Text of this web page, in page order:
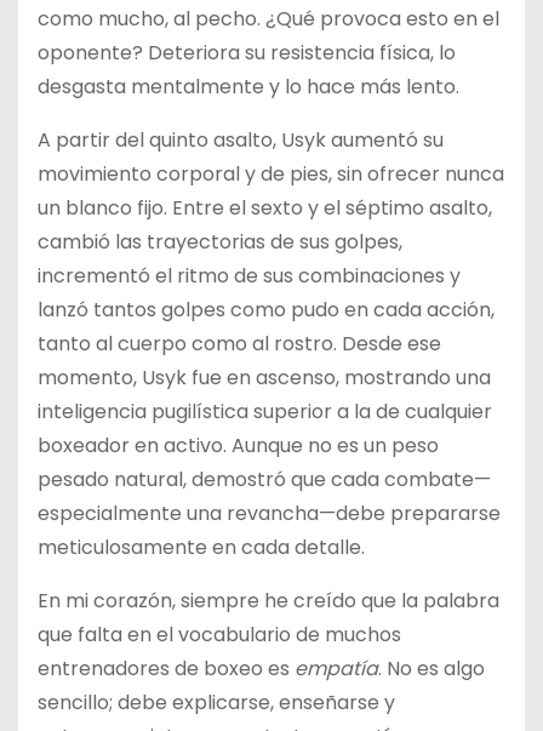
como mucho, al pecho. ¿Qué provoca esto en el
oponente? Deteriora su resistencia física, lo
desgasta mentalmente y lo hace más lento.
A partir del quinto asalto, Usyk aumentó su
movimiento corporal y de pies, sin ofrecer nunca
un blanco fijo. Entre el sexto y el séptimo asalto,
cambió las trayectorias de sus golpes,
incrementó el ritmo de sus combinaciones y
lanzó tantos golpes como pudo en cada acción,
tanto al cuerpo como al rostro. Desde ese
momento, Usyk fue en ascenso, mostrando una
inteligencia pugilística superior a la de cualquier
boxeador en activo. Aunque no es un peso
pesado natural, demostró que cada combate—
especialmente una revancha—debe prepararse
meticulosamente en cada detalle.
En mi corazón, siempre he creído que la palabra
que falta en el vocabulario de muchos
entrenadores de boxeo es empatía. No es algo
sencillo; debe explicarse, enseñarse y